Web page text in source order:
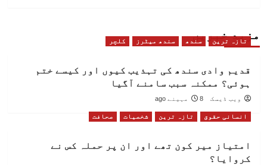
مزید خبریں
تازہ ترین سندھ سندھ میٹرز کلچر
قدیم وادی سندھ کی تہذیب کیوں اور کیسے ختم
ہوئی؟ ممکنہ سبب سامنے آگیا
ویب ڈیسک 8 مہینے ago
انسانی حقوق تازہ ترین شخصیات صحافت
امتیاز میر کون تھے اور ان پر حملہ کس نے
کروایا؟